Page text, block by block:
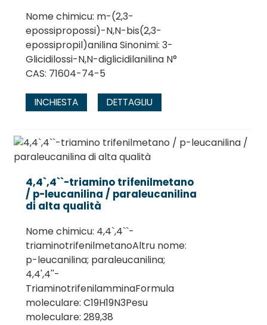
Nome chimicu: m-(2,3-
epossipropossi)-N,N-bis(2,3-
epossipropil)anilina Sinonimi: 3-
Glicidilossi-N,N-diglicidilanilina N°
CAS: 71604-74-5
INCHIESTA DETTAGLIU
4,4`,4``-triamino trifenilmetano
/ p-leucanilina / paraleucanilina
di alta qualità
Nome chimicu: 4,4`,4``-
triaminotrifenilmetanoAltru nome:
p-leucanilina; paraleucanilina;
4,4',4''-
TriaminotrifenilamminaFormula
moleculare: C19H19N3Pesu
moleculare: 289,38